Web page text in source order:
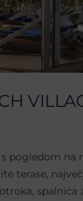
s pogledom na
terase,
spalnica